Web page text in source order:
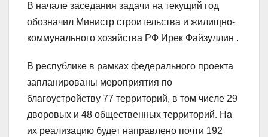
В начале заседания задачи на текущий год
обозначил Министр строительства и жилищно-
коммунального хозяйства РФ Ирек Файзуллин .
В республике в рамках федерального проекта
запланированы мероприятия по
благоустройству 77 территорий, в том числе 29
дворовых и 48 общественных территорий. На
их реализацию будет направлено почти 192